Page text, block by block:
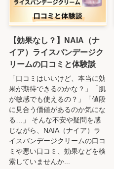
【効果なし？】NAIA（ナ
イア）ライスバンデージク
リームの口コミと体験談
「口コミはいいけど、本当に効
果が期待できるのかな？」「肌
が敏感でも使えるの？」「値段
に見合う価値があるのか気にな
る…」 そんな不安や疑問を感
じながら、NAIA（ナイア）ラ
イスバンデージクリームの口コ
ミや悪い口コミ、効果などを検
索していませんか...